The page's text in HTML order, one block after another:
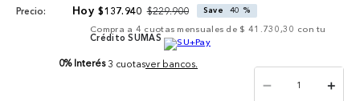
Precio: $137. 940 $229.900 Save 40 %
Compra a 4 cuotas mensuales de $ 41.730,30 con tu
Crédito SUMAS
0% Interés 3 cuotasver bancos.
＋
－